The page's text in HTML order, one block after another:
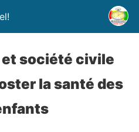
et société civile
la santé des